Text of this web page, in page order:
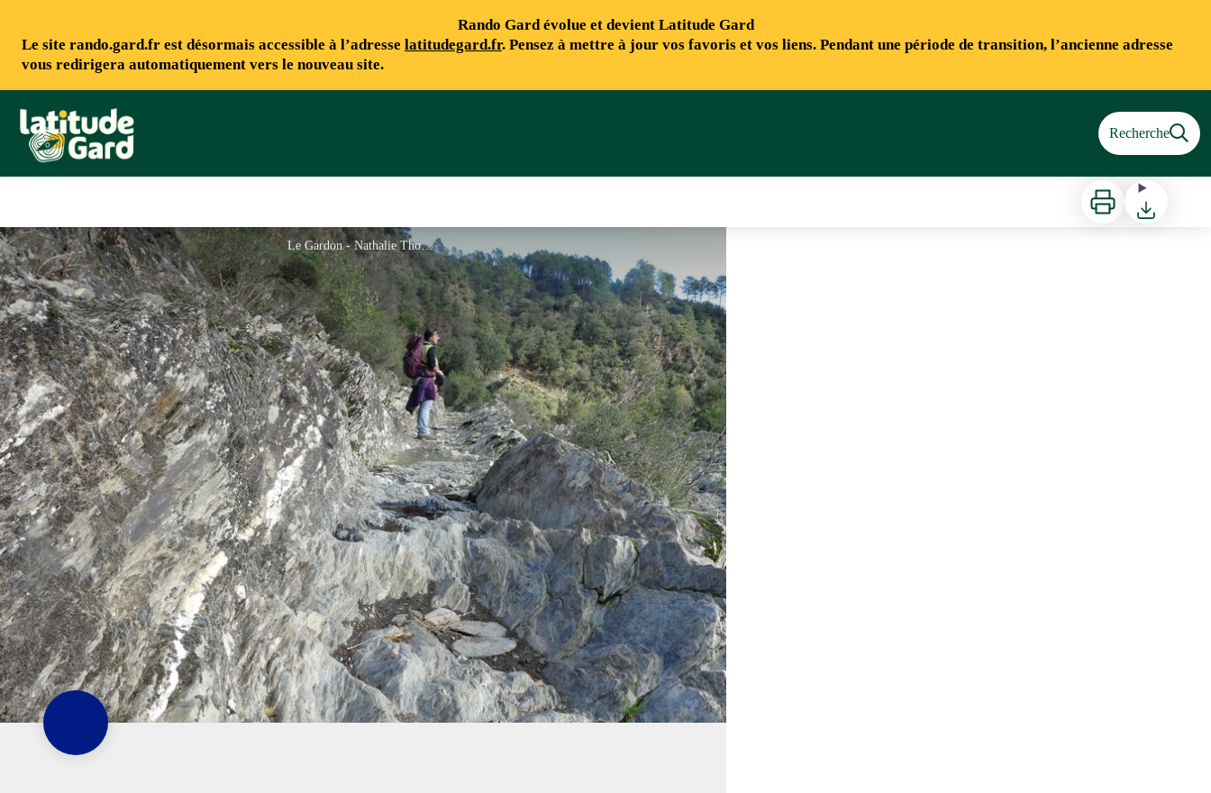
Rando Gard évolue et devient Latitude Gard
Le site rando.gard.fr est désormais accessible à l’adresse latitudegard.fr. Pensez à mettre à jour vos favoris et vos liens. Pendant une période de transition, l’ancienne adresse
vous redirigera automatiquement vers le nouveau site.
Rando Gard Recherche
Imprimer Télécharger
Le Gardon - Nathalie Thomas